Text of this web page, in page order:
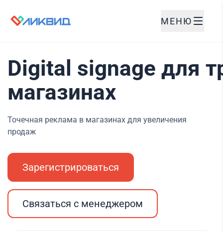
МЕНЮ
Digital signage для
магазинах
Точечная реклама в магазинах для увеличения
продаж
Зарегистрироваться
Связаться с менеджером